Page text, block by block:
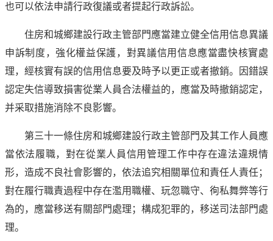
也可以依法申請行政復議或者提起行政訴訟。
住房和城鄉建設行政主管部門應當建立健全信用信息異議
申訴制度，強化權益保護，對異議信用信息應當盡快核實處
理，經核實有誤的信用信息要及時予以更正或者撤銷。因錯誤
認定失信導致損害從業人員合法權益的，應當及時撤銷認定，
并采取措施消除不良影響。
第三十一條住房和城鄉建設行政主管部門及其工作人員應
當依法履職，對在從業人員信用管理工作中存在違法違規情
形，造成不良社會影響的，依法追究相關單位和責任人責任；
對在履行職責過程中存在濫用職權、玩忽職守、徇私舞弊等行
為的，應當移送有關部門處理；構成犯罪的，移送司法部門處
理。